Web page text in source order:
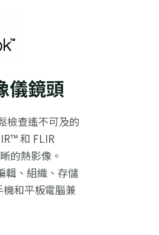
儀鏡頭
檢查遙不可及的
和 FLIR
的熱影像。
輯、組織、存儲
和平板電腦兼